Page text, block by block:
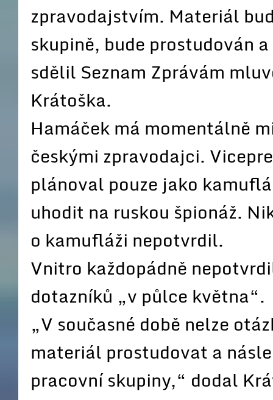
zpravodajstvím. Materiál
skupině, bude prostudován
sdělil Seznam Zprávám
Krátoška.
Hamáček má momentálně
českými zpravodajci.
plánoval pouze jako
uhodit na ruskou špionáž.
o kamufláži nepotvrdil.
Vnitro každopádně
dotazníků „v půlce května“.
„V současné době nelze
materiál prostudovat a
pracovní skupiny,“ dodal